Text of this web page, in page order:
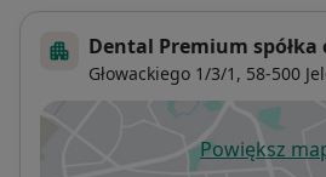
Dental Premium spółka
Głowackiego 1/3/1, 58-500
Powiększ